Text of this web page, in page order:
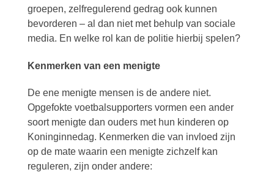
groepen, zelfregulerend gedrag ook kunnen
bevorderen – al dan niet met behulp van sociale
media. En welke rol kan de politie hierbij spelen?
Kenmerken van een menigte
De ene menigte mensen is de andere niet.
Opgefokte voetbalsupporters vormen een ander
soort menigte dan ouders met hun kinderen op
Koninginnedag. Kenmerken die van invloed zijn
op de mate waarin een menigte zichzelf kan
reguleren, zijn onder andere: